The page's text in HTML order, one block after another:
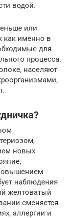
водой.
или
как именно в
для
процесса.
населяют
новых
наблюдения
желтоватый
сменяется
аллергии и